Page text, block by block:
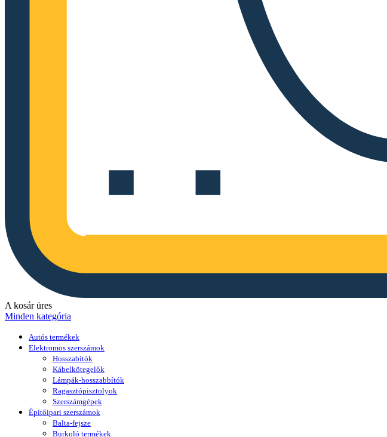
A kosár üres
Minden kategória
Autós termékek
Elektromos szerszámok
Hosszabítók
Kábelkötegelők
Lámpák-hosszabbítók
Ragasztópisztolyok
Szerszámgépek
Építőipari szerszámok
Balta-fejsze
Burkoló termékek